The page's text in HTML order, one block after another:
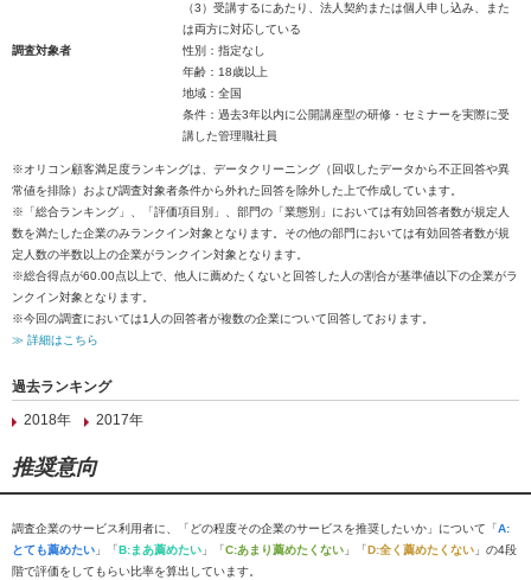
（3）受講するにあたり、法人契約または個人申し込み、また
は両方に対応している
調査対象者
性別：指定なし
年齢：18歳以上
地域：全国
条件：過去3年以内に公開講座型の研修・セミナーを実際に受
講した管理職社員
※オリコン顧客満足度ランキングは、データクリーニング（回収したデータから不正回答や異
常値を排除）および調査対象者条件から外れた回答を除外した上で作成しています。
※「総合ランキング」、「評価項目別」、部門の「業態別」においては有効回答者数が規定人
数を満たした企業のみランクイン対象となります。その他の部門においては有効回答者数が規
定人数の半数以上の企業がランクイン対象となります。
※総合得点が60.00点以上で、他人に薦めたくないと回答した人の割合が基準値以下の企業がラ
ンクイン対象となります。
※今回の調査においては1人の回答者が複数の企業について回答しております。
≫ 詳細はこちら
過去ランキング
2018年
2017年
推奨意向
調査企業のサービス利用者に、「どの程度その企業のサービスを推奨したいか」について「A:
とても薦めたい 」「B:まあ薦めたい 」「C:あまり薦めたくない 」「D:全く薦めたくない 」の4段
階で評価をしてもらい比率を算出しています。